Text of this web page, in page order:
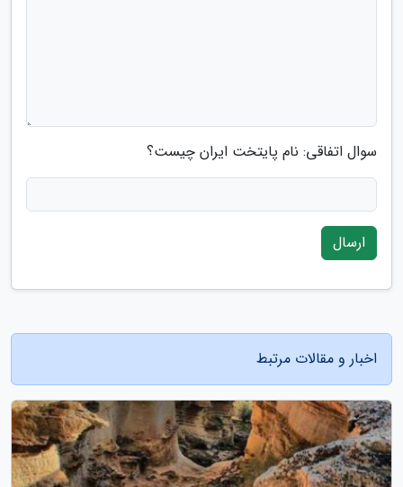
سوال اتفاقی: نام پایتخت ایران چیست؟
ارسال
اخبار و مقالات مرتبط